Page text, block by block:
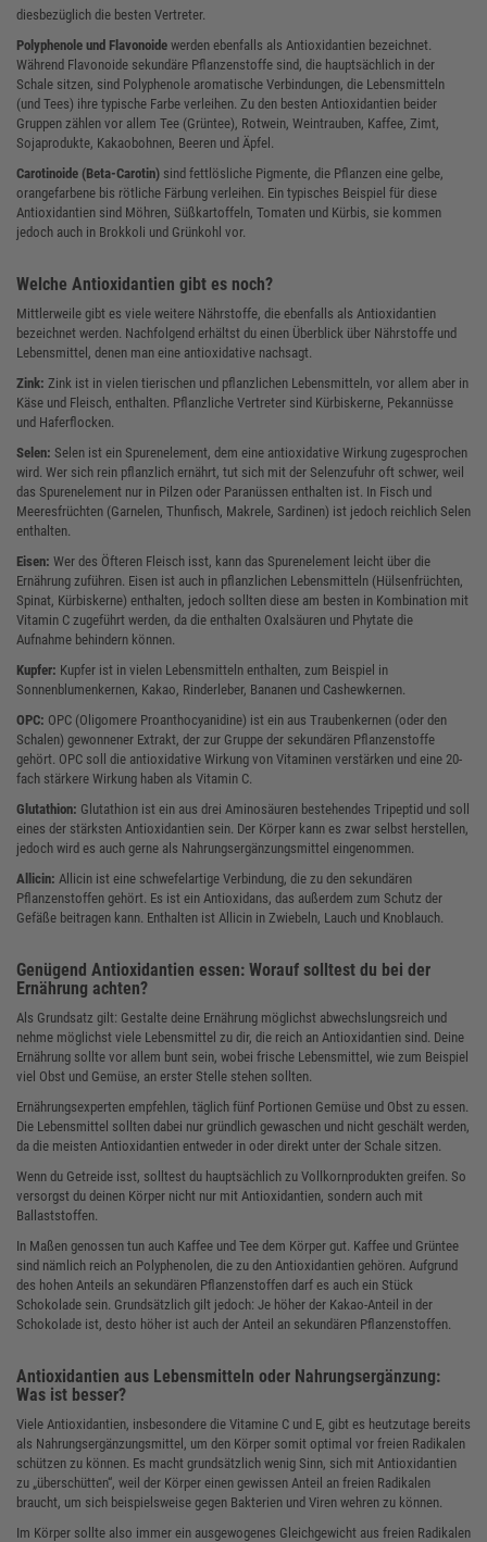
diesbezüglich die besten Vertreter.
Polyphenole und Flavonoide werden ebenfalls als Antioxidantien bezeichnet.
Während Flavonoide sekundäre Pflanzenstoffe sind, die hauptsächlich in der
Schale sitzen, sind Polyphenole aromatische Verbindungen, die Lebensmitteln
(und Tees) ihre typische Farbe verleihen. Zu den besten Antioxidantien beider
Gruppen zählen vor allem Tee (Grüntee), Rotwein, Weintrauben, Kaffee, Zimt,
Sojaprodukte, Kakaobohnen, Beeren und Äpfel.
Carotinoide (Beta-Carotin) sind fettlösliche Pigmente, die Pflanzen eine gelbe,
orangefarbene bis rötliche Färbung verleihen. Ein typisches Beispiel für diese
Antioxidantien sind Möhren, Süßkartoffeln, Tomaten und Kürbis, sie kommen
jedoch auch in Brokkoli und Grünkohl vor.
Welche Antioxidantien gibt es noch?
Mittlerweile gibt es viele weitere Nährstoffe, die ebenfalls als Antioxidantien
bezeichnet werden. Nachfolgend erhältst du einen Überblick über Nährstoffe und
Lebensmittel, denen man eine antioxidative nachsagt.
Zink: Zink ist in vielen tierischen und pflanzlichen Lebensmitteln, vor allem aber in
Käse und Fleisch, enthalten. Pflanzliche Vertreter sind Kürbiskerne, Pekannüsse
und Haferflocken.
Selen: Selen ist ein Spurenelement, dem eine antioxidative Wirkung zugesprochen
wird. Wer sich rein pflanzlich ernährt, tut sich mit der Selenzufuhr oft schwer, weil
das Spurenelement nur in Pilzen oder Paranüssen enthalten ist. In Fisch und
Meeresfrüchten (Garnelen, Thunfisch, Makrele, Sardinen) ist jedoch reichlich Selen
enthalten.
Eisen: Wer des Öfteren Fleisch isst, kann das Spurenelement leicht über die
Ernährung zuführen. Eisen ist auch in pflanzlichen Lebensmitteln (Hülsenfrüchten,
Spinat, Kürbiskerne) enthalten, jedoch sollten diese am besten in Kombination mit
Vitamin C zugeführt werden, da die enthalten Oxalsäuren und Phytate die
Aufnahme behindern können.
Kupfer: Kupfer ist in vielen Lebensmitteln enthalten, zum Beispiel in
Sonnenblumenkernen, Kakao, Rinderleber, Bananen und Cashewkernen.
OPC: OPC (Oligomere Proanthocyanidine) ist ein aus Traubenkernen (oder den
Schalen) gewonnener Extrakt, der zur Gruppe der sekundären Pflanzenstoffe
gehört. OPC soll die antioxidative Wirkung von Vitaminen verstärken und eine 20-
fach stärkere Wirkung haben als Vitamin C.
Glutathion: Glutathion ist ein aus drei Aminosäuren bestehendes Tripeptid und soll
eines der stärksten Antioxidantien sein. Der Körper kann es zwar selbst herstellen,
jedoch wird es auch gerne als Nahrungsergänzungsmittel eingenommen.
Allicin: Allicin ist eine schwefelartige Verbindung, die zu den sekundären
Pflanzenstoffen gehört. Es ist ein Antioxidans, das außerdem zum Schutz der
Gefäße beitragen kann. Enthalten ist Allicin in Zwiebeln, Lauch und Knoblauch.
Genügend Antioxidantien essen: Worauf solltest du bei der
Ernährung achten?
Als Grundsatz gilt: Gestalte deine Ernährung möglichst abwechslungsreich und
nehme möglichst viele Lebensmittel zu dir, die reich an Antioxidantien sind. Deine
Ernährung sollte vor allem bunt sein, wobei frische Lebensmittel, wie zum Beispiel
viel Obst und Gemüse, an erster Stelle stehen sollten.
Ernährungsexperten empfehlen, täglich fünf Portionen Gemüse und Obst zu essen.
Die Lebensmittel sollten dabei nur gründlich gewaschen und nicht geschält werden,
da die meisten Antioxidantien entweder in oder direkt unter der Schale sitzen.
Wenn du Getreide isst, solltest du hauptsächlich zu Vollkornprodukten greifen. So
versorgst du deinen Körper nicht nur mit Antioxidantien, sondern auch mit
Ballaststoffen.
In Maßen genossen tun auch Kaffee und Tee dem Körper gut. Kaffee und Grüntee
sind nämlich reich an Polyphenolen, die zu den Antioxidantien gehören. Aufgrund
des hohen Anteils an sekundären Pflanzenstoffen darf es auch ein Stück
Schokolade sein. Grundsätzlich gilt jedoch: Je höher der Kakao-Anteil in der
Schokolade ist, desto höher ist auch der Anteil an sekundären Pflanzenstoffen.
Antioxidantien aus Lebensmitteln oder Nahrungsergänzung:
Was ist besser?
Viele Antioxidantien, insbesondere die Vitamine C und E, gibt es heutzutage bereits
als Nahrungsergänzungsmittel, um den Körper somit optimal vor freien Radikalen
schützen zu können. Es macht grundsätzlich wenig Sinn, sich mit Antioxidantien
zu „überschütten“, weil der Körper einen gewissen Anteil an freien Radikalen
braucht, um sich beispielsweise gegen Bakterien und Viren wehren zu können.
Im Körper sollte also immer ein ausgewogenes Gleichgewicht aus freien Radikalen